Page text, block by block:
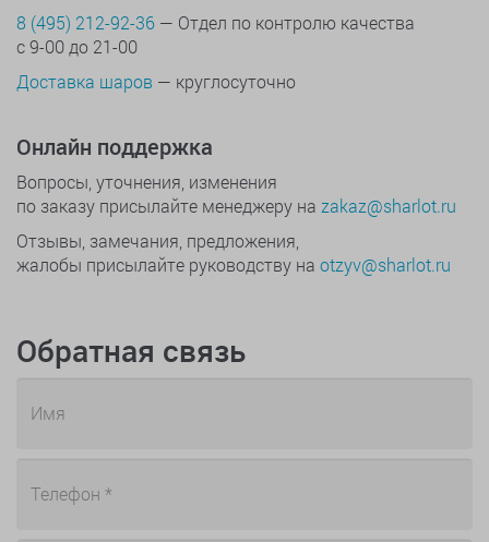
8 (495) 212-92-36 — Отдел по контролю качества
с 9-00 до 21-00
Доставка шаров — круглосуточно
Онлайн поддержка
Вопросы, уточнения, изменения
по заказу присылайте менеджеру на zakaz@sharlot.ru
Отзывы, замечания, предложения,
жалобы присылайте руководству на otzyv@sharlot.ru
Обратная связь